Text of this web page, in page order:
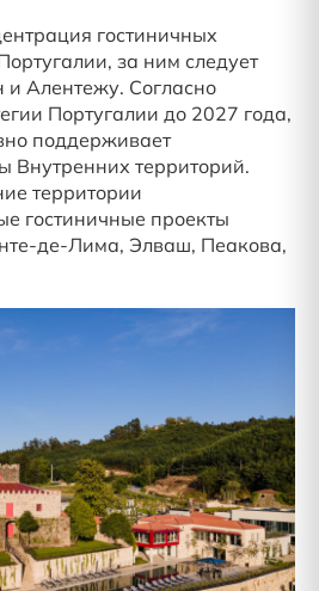
гостиничных
за ним следует
и Алентежу. Согласно
Португалии до 2027 года,
поддерживает
Внутренних территорий.
территории
гостиничные проекты
де-Лима, Элваш, Пеакова,